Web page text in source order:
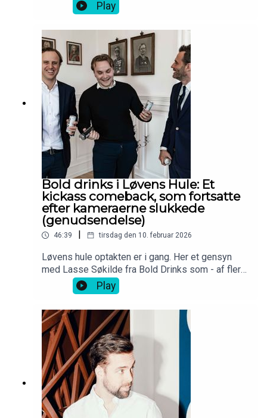
Play
Bold drinks i Løvens Hule: Et
kickass comeback, som fortsatte
efter kameraerne slukkede
(genudsendelse)
46:39 | tirsdag den 10. februar 2026
Løvens hule optakten er i gang. Her et gensyn
med Lasse Søkilde fra Bold Drinks som - af flere
omgang - ikke tog et nej for et nej.
Play